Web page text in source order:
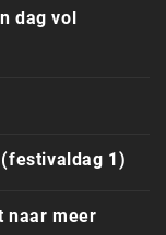
dag vol
1)
naar meer